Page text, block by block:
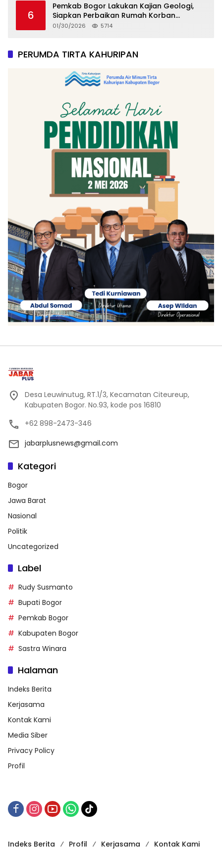
6
Pemkab Bogor Lakukan Kajian Geologi,
Siapkan Perbaikan Rumah Korban
Pergeseran Tanah
01/30/2026 5714
PERUMDA TIRTA KAHURIPAN
Desa Leuwinutug, RT.1/3, Kecamatan Citeureup,
Kabupaten Bogor. No.93, kode pos 16810
+62 898-2473-346
jabarplusnews@gmail.com
Kategori
Bogor
Jawa Barat
Nasional
Politik
Uncategorized
Label
Rudy Susmanto
Bupati Bogor
Pemkab Bogor
Kabupaten Bogor
Sastra Winara
Halaman
Indeks Berita
Kerjasama
Kontak Kami
Media Siber
Privacy Policy
Profil
Indeks Berita Profil Kerjasama Kontak Kami